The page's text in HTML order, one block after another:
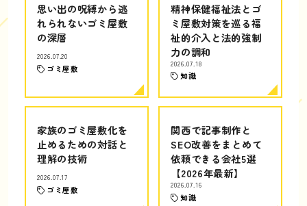
思い出の呪縛から逃
れられないゴミ屋敷
の深層
2026.07.20
ゴミ屋敷
精神保健福祉法とゴ
ミ屋敷対策を巡る福
祉的介入と法的強制
力の調和
2026.07.18
知識
家族のゴミ屋敷化を
止めるための対話と
理解の技術
2026.07.17
ゴミ屋敷
関西で記事制作と
SEO改善をまとめて
依頼できる会社5選
【2026年最新】
2026.07.16
知識